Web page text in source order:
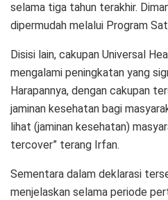
selama tiga tahun terakhir.
dipermudah melalui Program
Disisi lain, cakupan Universal
mengalami peningkatan yang
Harapannya, dengan cakupan
jaminan kesehatan bagi
lihat (jaminan kesehatan)
tercover” terang Irfan.
Sementara dalam deklarasi
menjelaskan selama periode